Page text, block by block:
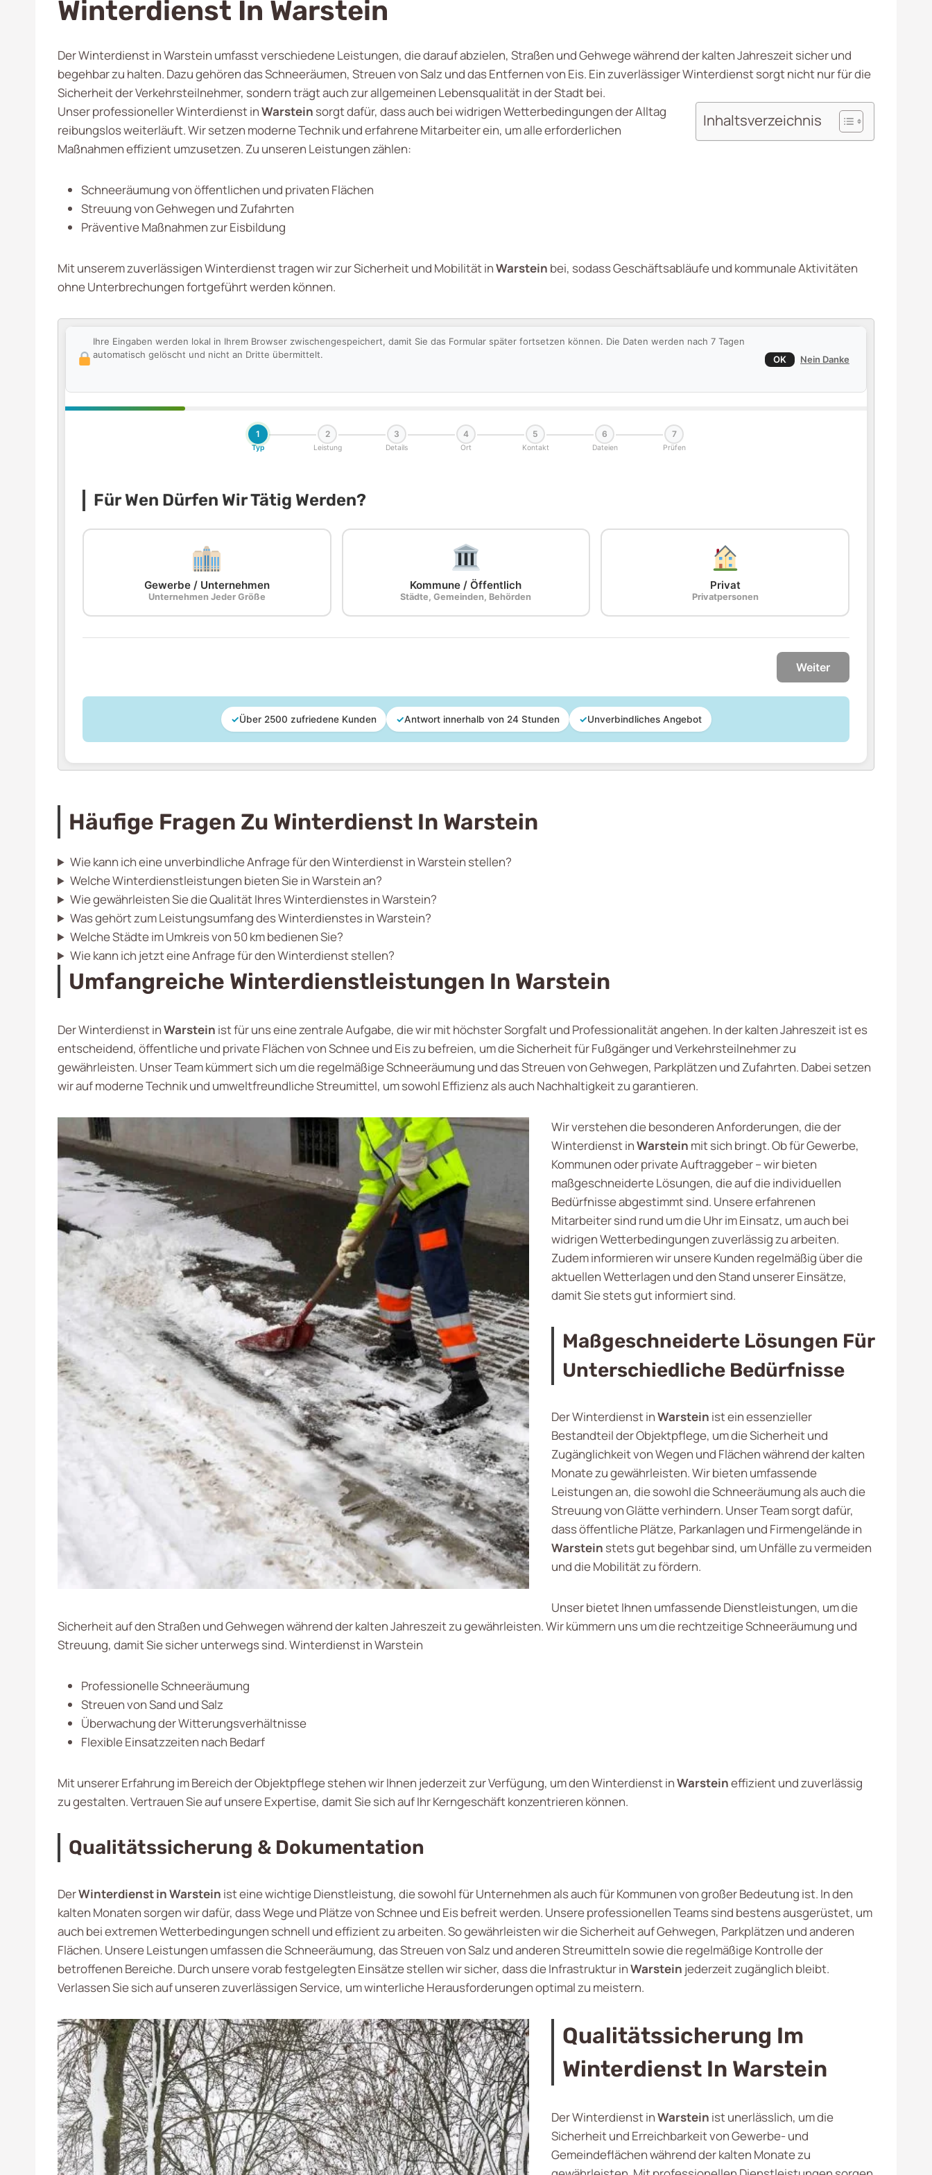
Winterdienst In Warstein
Der Winterdienst in Warstein umfasst verschiedene Leistungen, die darauf abzielen, Straßen und Gehwege während der kalten Jahreszeit sicher und
begehbar zu halten. Dazu gehören das Schneeräumen, Streuen von Salz und das Entfernen von Eis. Ein zuverlässiger Winterdienst sorgt nicht nur für die
Sicherheit der Verkehrsteilnehmer, sondern trägt auch zur allgemeinen Lebensqualität in der Stadt bei.
Inhaltsverzeichnis
Unser professioneller Winterdienst inWarstein sorgt dafür, dass auch bei widrigen Wetterbedingungen der Alltag
reibungslos weiterläuft. Wir setzen moderne Technik und erfahrene Mitarbeiter ein, um alle erforderlichen
Maßnahmen effizient umzusetzen. Zu unseren Leistungen zählen:
Schneeräumung von öffentlichen und privaten Flächen
Streuung von Gehwegen und Zufahrten
Präventive Maßnahmen zur Eisbildung
Mit unserem zuverlässigen Winterdienst tragen wir zur Sicherheit und Mobilität inWarstein bei, sodass Geschäftsabläufe und kommunale Aktivitäten
ohne Unterbrechungen fortgeführt werden können.
Ihre Eingaben werden lokal in Ihrem Browser zwischengespeichert, damit Sie das Formular später fortsetzen können. Die Daten werden nach 7 Tagen
automatisch gelöscht und nicht an Dritte übermittelt.
OK Nein Danke
1
Typ
2
Leistung
3
Details
4
Ort
5
Kontakt
6
Dateien
7
Prüfen
Für Wen Dürfen Wir Tätig Werden?
Gewerbe / Unternehmen
Unternehmen Jeder Größe
Kommune / Öffentlich
Städte, Gemeinden, Behörden
Privat
Privatpersonen
Weiter
✓Über 2500 zufriedene Kunden ✓Antwort innerhalb von 24 Stunden ✓Unverbindliches Angebot
Häufige Fragen Zu Winterdienst In Warstein
Wie kann ich eine unverbindliche Anfrage für den Winterdienst in Warstein stellen?
Welche Winterdienstleistungen bieten Sie in Warstein an?
Wie gewährleisten Sie die Qualität Ihres Winterdienstes in Warstein?
Was gehört zum Leistungsumfang des Winterdienstes in Warstein?
Welche Städte im Umkreis von 50 km bedienen Sie?
Wie kann ich jetzt eine Anfrage für den Winterdienst stellen?
Umfangreiche Winterdienstleistungen In Warstein
Der Winterdienst inWarstein ist für uns eine zentrale Aufgabe, die wir mit höchster Sorgfalt und Professionalität angehen. In der kalten Jahreszeit ist es
entscheidend, öffentliche und private Flächen von Schnee und Eis zu befreien, um die Sicherheit für Fußgänger und Verkehrsteilnehmer zu
gewährleisten. Unser Team kümmert sich um die regelmäßige Schneeräumung und das Streuen von Gehwegen, Parkplätzen und Zufahrten. Dabei setzen
wir auf moderne Technik und umweltfreundliche Streumittel, um sowohl Effizienz als auch Nachhaltigkeit zu garantieren.
Wir verstehen die besonderen Anforderungen, die der
Winterdienst inWarstein mit sich bringt. Ob für Gewerbe,
Kommunen oder private Auftraggeber – wir bieten
maßgeschneiderte Lösungen, die auf die individuellen
Bedürfnisse abgestimmt sind. Unsere erfahrenen
Mitarbeiter sind rund um die Uhr im Einsatz, um auch bei
widrigen Wetterbedingungen zuverlässig zu arbeiten.
Zudem informieren wir unsere Kunden regelmäßig über die
aktuellen Wetterlagen und den Stand unserer Einsätze,
damit Sie stets gut informiert sind.
Maßgeschneiderte Lösungen Für
Unterschiedliche Bedürfnisse
Der Winterdienst inWarstein ist ein essenzieller
Bestandteil der Objektpflege, um die Sicherheit und
Zugänglichkeit von Wegen und Flächen während der kalten
Monate zu gewährleisten. Wir bieten umfassende
Leistungen an, die sowohl die Schneeräumung als auch die
Streuung von Glätte verhindern. Unser Team sorgt dafür,
dass öffentliche Plätze, Parkanlagen und Firmengelände in
Warstein stets gut begehbar sind, um Unfälle zu vermeiden
und die Mobilität zu fördern.
Unser bietet Ihnen umfassende Dienstleistungen, um die
Sicherheit auf den Straßen und Gehwegen während der kalten Jahreszeit zu gewährleisten. Wir kümmern uns um die rechtzeitige Schneeräumung und
Streuung, damit Sie sicher unterwegs sind. Winterdienst in Warstein
Professionelle Schneeräumung
Streuen von Sand und Salz
Überwachung der Witterungsverhältnisse
Flexible Einsatzzeiten nach Bedarf
Mit unserer Erfahrung im Bereich der Objektpflege stehen wir Ihnen jederzeit zur Verfügung, um den Winterdienst inWarsteineffizient und zuverlässig
zu gestalten. Vertrauen Sie auf unsere Expertise, damit Sie sich auf Ihr Kerngeschäft konzentrieren können.
Qualitätssicherung & Dokumentation
DerWinterdienst in Warstein ist eine wichtige Dienstleistung, die sowohl für Unternehmen als auch für Kommunen von großer Bedeutung ist. In den
kalten Monaten sorgen wir dafür, dass Wege und Plätze von Schnee und Eis befreit werden. Unsere professionellen Teams sind bestens ausgerüstet, um
auch bei extremen Wetterbedingungen schnell und effizient zu arbeiten. So gewährleisten wir die Sicherheit auf Gehwegen, Parkplätzen und anderen
Flächen. Unsere Leistungen umfassen die Schneeräumung, das Streuen von Salz und anderen Streumitteln sowie die regelmäßige Kontrolle der
betroffenen Bereiche. Durch unsere vorab festgelegten Einsätze stellen wir sicher, dass die Infrastruktur inWarstein jederzeit zugänglich bleibt.
Verlassen Sie sich auf unseren zuverlässigen Service, um winterliche Herausforderungen optimal zu meistern.
Qualitätssicherung Im
Winterdienst In Warstein
Der Winterdienst inWarstein ist unerlässlich, um die
Sicherheit und Erreichbarkeit von Gewerbe- und
Gemeindeflächen während der kalten Monate zu